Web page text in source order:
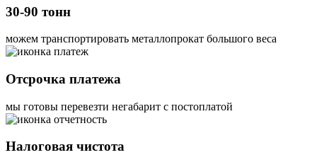
30-90 тонн
можем транспортировать металлопрокат большого веса
Отсрочка платежа
мы готовы перевезти негабарит с постоплатой
Налоговая чистота